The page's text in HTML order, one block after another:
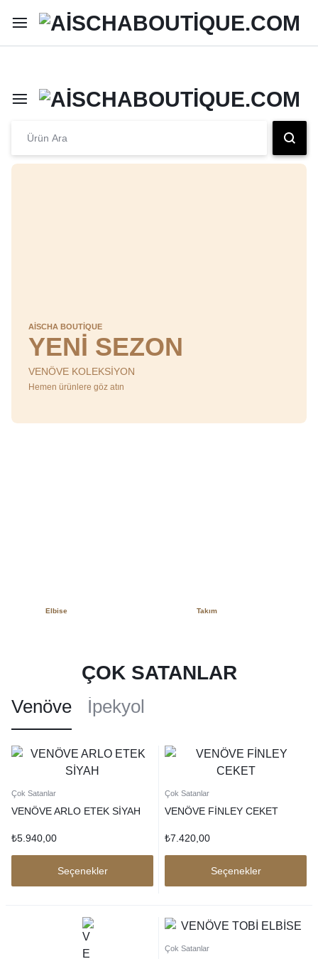
Peşin Fiyatına 3 Taksit İmkanı Şimdi Alışveriş Yap
AİSCHA BOUTİQUE
YENİ SEZON
VENÖVE KOLEKSİYON
Hemen ürünlere göz atın
Elbise Takım
ÇOK SATANLAR
Venöve İpekyol
Çok Satanlar
VENÖVE ARLO ETEK SİYAH
₺5.940,00
Seçenekler
Çok Satanlar
VENÖVE FİNLEY CEKET
₺7.420,00
Seçenekler
Çok Satanlar